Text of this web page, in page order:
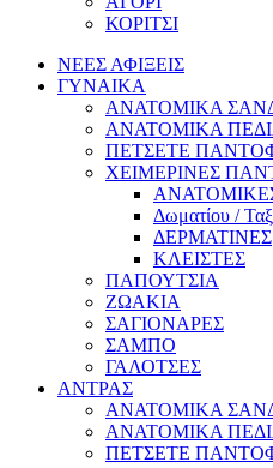
ΚΟΡΙΤΣΙ
ΝΕΕΣ ΑΦΙΞΕΙΣ
ΓΥΝΑΙΚΑ
ΑΝΑΤΟΜΙΚΑ
ΑΝΑΤΟΜΙΚΑ
ΠΕΤΣΕΤΕ
ΧΕΙΜΕΡΙΝΕΣ
Δωματίου /
ΔΕΡΜΑΤΙΝΕΣ
ΚΛΕΙΣΤΕΣ
ΠΑΠΟΥΤΣΙΑ
ΖΩΑΚΙΑ
ΣΑΓΙΟΝΑΡΕΣ
ΣΑΜΠΟ
ΓΑΛΟΤΣΕΣ
ΑΝΤΡΑΣ
ΑΝΑΤΟΜΙΚΑ
ΑΝΑΤΟΜΙΚΑ
ΠΕΤΣΕΤΕ